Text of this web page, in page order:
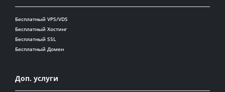
Бесплатный VPS/VDS
Бесплатный Хостинг
Бесплатный SSL
Бесплатный Домен
Доп. услуги